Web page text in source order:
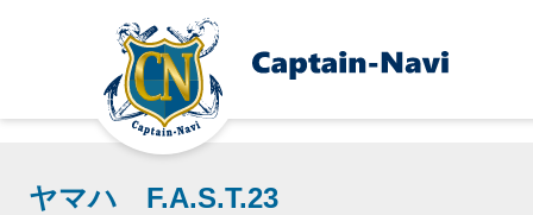
ヤマハ F.A.S.T.23